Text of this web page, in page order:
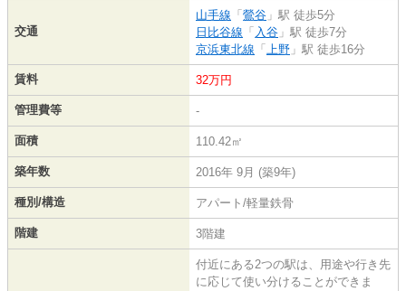
交通
山手線 「 鶯谷 」駅 徒歩5分
日比谷線 「 入谷 」駅 徒歩7分
京浜東北線 「 上野 」駅 徒歩16分
賃料 32万円
管理費等 -
面積 110.42㎡
築年数 2016年 9月 (築9年)
種別/構造 アパート/軽量鉄骨
階建 3階建
付近にある2つの駅は、用途や行き先
に応じて使い分けることができま